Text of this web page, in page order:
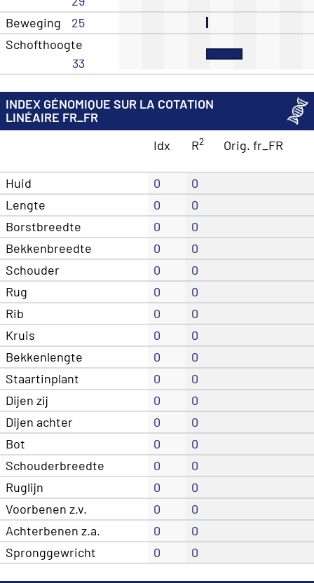
Beweging
25
Schofthoogte
33
INDEX GÉNOMIQUE SUR LA COTATION
LINÉAIRE FR_FR
Idx
R2 Orig. fr_FR
Huid 0
0
Lengte
0
0
Borstbreedte
0
0
Bekkenbreedte
0
0
Schouder
0
0
Rug
0
0
Rib
0
0
Kruis
0
0
Bekkenlengte
0
0
Staartinplant
0
0
Dijen zij
0
0
Dijen achter
0
0
Bot
0
0
Schouderbreedte
0
0
Ruglijn
0
0
Voorbenen z.v.
0
0
Achterbenen z.a.
0
0
Spronggewricht
0 0